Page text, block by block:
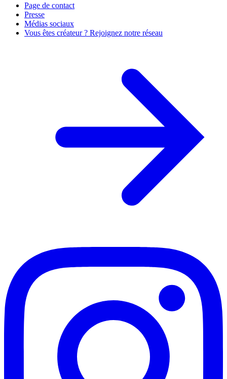
Page de contact
Presse
Médias sociaux
Vous êtes créateur ? Rejoignez notre réseau